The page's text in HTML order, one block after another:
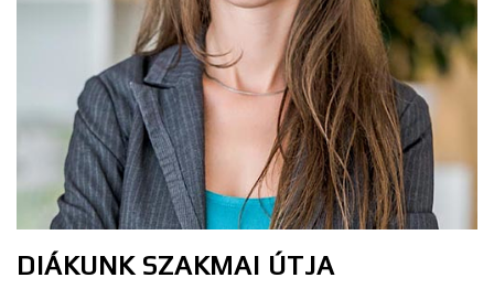
DIÁKUNK SZAKMAI ÚTJA